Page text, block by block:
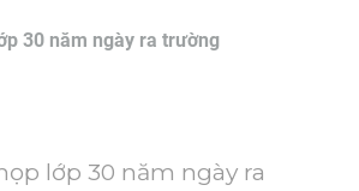
30 năm ngày ra trường
lớp 30 năm ngày ra